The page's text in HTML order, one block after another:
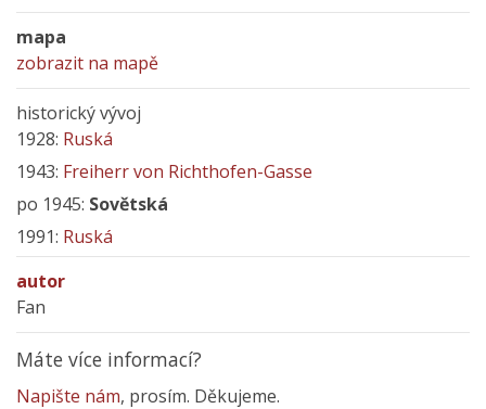
mapa
zobrazit na mapě
historický vývoj
1928: Ruská
1943: Freiherr von Richthofen-Gasse
po 1945: Sovětská
1991: Ruská
autor
Fan
Máte více informací?
Napište nám, prosím. Děkujeme.